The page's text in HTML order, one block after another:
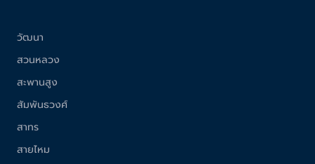
วัฒนา
สวนหลวง
สะพานสูง
สัมพันธวงศ์
สาทร
สายไหม